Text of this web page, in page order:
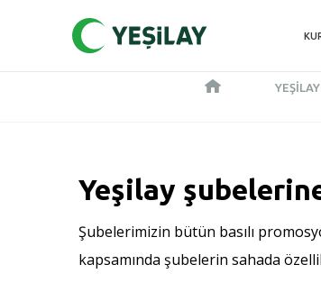
YEŞILAY
Yeşilay
Şubelerimizin bütün basılı
kapsamında şubelerin sahada